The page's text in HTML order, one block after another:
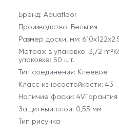
Бренд: Aquafloor
Производство: Бельгия
Размер доски, мм:
Метраж в упаковке: 3,72
упаковке: 50 шт.
Тип соединения: Клеевое
Класс износостойкости: 43
Наличие фаски:
Защитный слой: 0,55 мм
Тип рисунка